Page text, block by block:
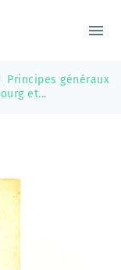
menu
Principes généraux
et...